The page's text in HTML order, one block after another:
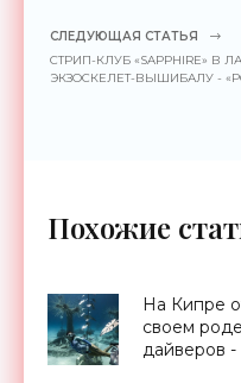
СЛЕДУЮЩАЯ СТАТЬЯ
СТРИП-КЛУБ «SAPPHIRE» В
ЭКЗОСКЕЛЕТ-ВЫШИБАЛУ -
Похожие
На Кипре
своем
дайверов -